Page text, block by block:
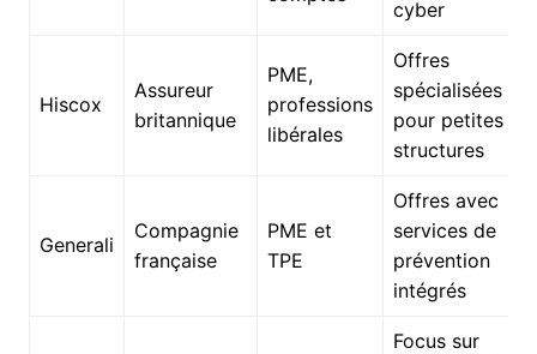
cyber
Hiscox
Assureur
britannique
PME,
professions
libérales
Offres
spécialisées
pour petites
structures
Generali
Compagnie
française
PME et
TPE
Offres avec
services de
prévention
intégrés
Focus sur